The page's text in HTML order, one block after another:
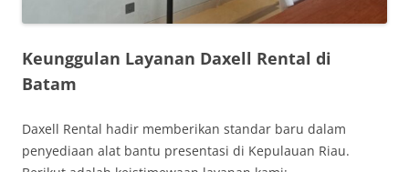
Keunggulan Layanan Daxell Rental di
Batam
Daxell Rental hadir memberikan standar baru dalam
penyediaan alat bantu presentasi di Kepulauan Riau.